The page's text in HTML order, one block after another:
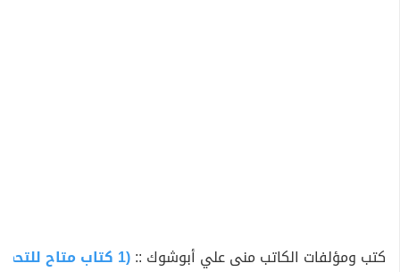
كتب ومؤلفات الكاتب منى علي أبوشوك ::(1 كتاب متاح للتحميل)